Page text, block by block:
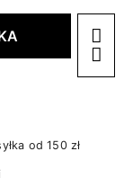
od 150 zł